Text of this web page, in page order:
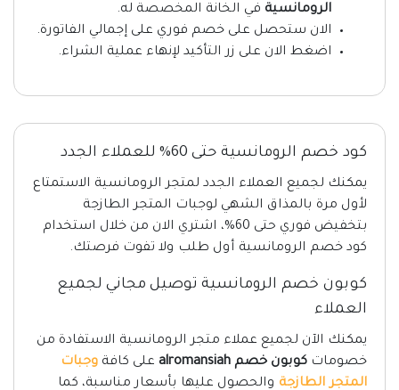
الرومانسية في الخانة المخصصة له.
الان ستحصل على خصم فوري على إجمالي الفاتورة.
اضغط الان على زر التأكيد لإنهاء عملية الشراء.
كود خصم الرومانسية حتى 60% للعملاء الجدد
يمكنك لجميع العملاء الجدد لمتجر الرومانسية الاستمتاع
لأول مرة بالمذاق الشهي لوجبات المتجر الطازجة
بتخفيض فوري حتى 60%، اشتري الان من خلال استخدام
كود خصم الرومانسية أول طلب ولا تفوت فرصتك.
كوبون خصم الرومانسية توصيل مجاني لجميع
العملاء
يمكنك الآن لجميع عملاء متجر الرومانسية الاستفادة من
خصومات كوبون خصم alromansiah على كافة وجبات
المتجر الطازجة والحصول عليها بأسعار مناسبة، كما